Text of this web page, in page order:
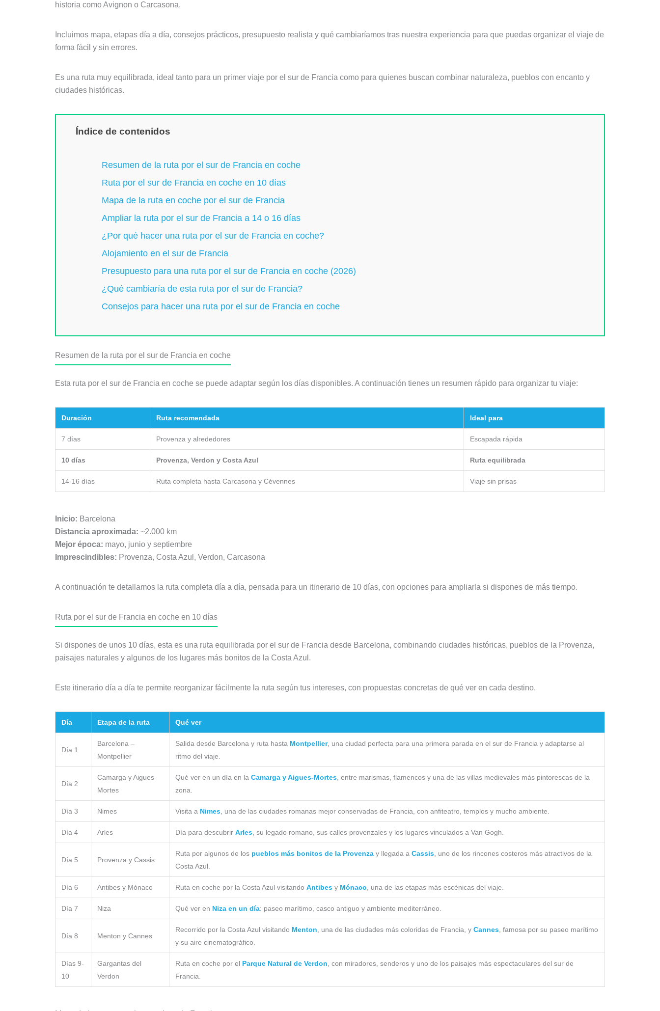
historia como Avignon o Carcasona.
Incluimos mapa, etapas día a día, consejos prácticos, presupuesto realista y qué cambiaríamos tras nuestra experiencia para que puedas organizar el viaje de
forma fácil y sin errores.
Es una ruta muy equilibrada, ideal tanto para un primer viaje por el sur de Francia como para quienes buscan combinar naturaleza, pueblos con encanto y
ciudades históricas.
Índice de contenidos
Resumen de la ruta por el sur de Francia en coche
Ruta por el sur de Francia en coche en 10 días
Mapa de la ruta en coche por el sur de Francia
Ampliar la ruta por el sur de Francia a 14 o 16 días
¿Por qué hacer una ruta por el sur de Francia en coche?
Alojamiento en el sur de Francia
Presupuesto para una ruta por el sur de Francia en coche (2026)
¿Qué cambiaría de esta ruta por el sur de Francia?
Consejos para hacer una ruta por el sur de Francia en coche
Resumen de la ruta por el sur de Francia en coche
Esta ruta por el sur de Francia en coche se puede adaptar según los días disponibles. A continuación tienes un resumen rápido para organizar tu viaje:
Duración Ruta recomendada Ideal para
7 días Provenza y alrededores Escapada rápida
10 días Provenza, Verdon y Costa Azul Ruta equilibrada
14-16 días Ruta completa hasta Carcasona y Cévennes Viaje sin prisas
Inicio: Barcelona
Distancia aproximada: ~2.000 km
Mejor época: mayo, junio y septiembre
Imprescindibles: Provenza, Costa Azul, Verdon, Carcasona
A continuación te detallamos la ruta completa día a día, pensada para un itinerario de 10 días, con opciones para ampliarla si dispones de más tiempo.
Ruta por el sur de Francia en coche en 10 días
Si dispones de unos 10 días, esta es una ruta equilibrada por el sur de Francia desde Barcelona, combinando ciudades históricas, pueblos de la Provenza,
paisajes naturales y algunos de los lugares más bonitos de la Costa Azul.
Este itinerario día a día te permite reorganizar fácilmente la ruta según tus intereses, con propuestas concretas de qué ver en cada destino.
Día Etapa de la ruta Qué ver
Día 1
Barcelona –
Montpellier
Salida desde Barcelona y ruta hasta Montpellier, una ciudad perfecta para una primera parada en el sur de Francia y adaptarse al
ritmo del viaje.
Día 2
Camarga y Aigues-
Mortes
Qué ver en un día en la Camarga y Aigues-Mortes , entre marismas, flamencos y una de las villas medievales más pintorescas de la
zona.
Día 3 Nimes Visita a Nimes , una de las ciudades romanas mejor conservadas de Francia, con anfiteatro, templos y mucho ambiente.
Día 4 Arles Día para descubrir Arles , su legado romano, sus calles provenzales y los lugares vinculados a Van Gogh.
Día 5 Provenza y Cassis
Ruta por algunos de los pueblos más bonitos de la Provenza y llegada a Cassis , uno de los rincones costeros más atractivos de la
Costa Azul.
Día 6 Antibes y Mónaco Ruta en coche por la Costa Azul visitando Antibes y Mónaco , una de las etapas más escénicas del viaje.
Día 7 Niza Qué ver en Niza en un día: paseo marítimo, casco antiguo y ambiente mediterráneo.
Día 8 Menton y Cannes
Recorrido por la Costa Azul visitando Menton , una de las ciudades más coloridas de Francia, y Cannes , famosa por su paseo marítimo
y su aire cinematográfico.
Días 9-
10
Gargantas del
Verdon
Ruta en coche por el Parque Natural de Verdon , con miradores, senderos y uno de los paisajes más espectaculares del sur de
Francia.